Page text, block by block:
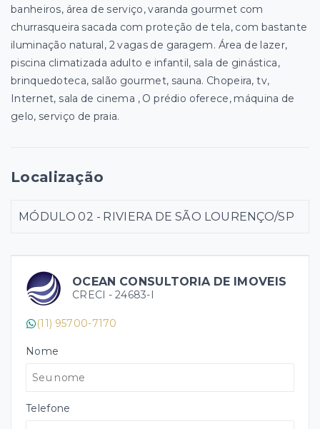
OCEAN CONSULTORIA DE IMOVEIS
CRECI - 24683-I
(11) 95700-7170
Nome
Telefone
banheiros, área de serviço, varanda gourmet com
churrasqueira sacada com proteção de tela, com bastante
iluminação natural, 2 vagas de garagem. Área de lazer,
piscina climatizada adulto e infantil, sala de ginástica,
brinquedoteca, salão gourmet, sauna. Chopeira, tv,
Internet, sala de cinema , O prédio oferece, máquina de
gelo, serviço de praia.
Localização
MÓDULO 02 - RIVIERA DE SÃO LOURENÇO/SP